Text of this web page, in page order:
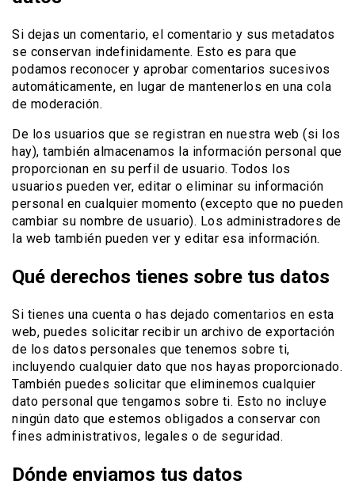
Si dejas un comentario, el comentario y sus metadatos
se conservan indefinidamente. Esto es para que
podamos reconocer y aprobar comentarios sucesivos
automáticamente, en lugar de mantenerlos en una cola
de moderación.
De los usuarios que se registran en nuestra web (si los
hay), también almacenamos la información personal que
proporcionan en su perfil de usuario. Todos los
usuarios pueden ver, editar o eliminar su información
personal en cualquier momento (excepto que no pueden
cambiar su nombre de usuario). Los administradores de
la web también pueden ver y editar esa información.
Qué derechos tienes sobre tus datos
Si tienes una cuenta o has dejado comentarios en esta
web, puedes solicitar recibir un archivo de exportación
de los datos personales que tenemos sobre ti,
incluyendo cualquier dato que nos hayas proporcionado.
También puedes solicitar que eliminemos cualquier
dato personal que tengamos sobre ti. Esto no incluye
ningún dato que estemos obligados a conservar con
fines administrativos, legales o de seguridad.
Dónde enviamos tus datos